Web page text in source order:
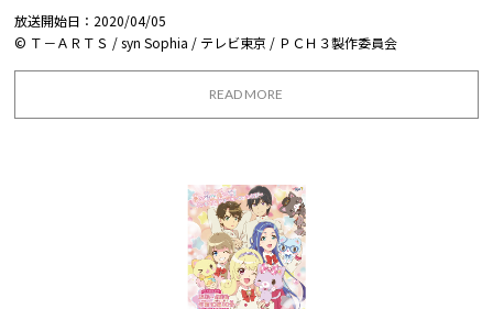
放送開始日：2020/04/05
© Ｔ－ＡＲＴＳ / syn Sophia / テレビ東京 / ＰＣＨ３製作委員会
READ MORE